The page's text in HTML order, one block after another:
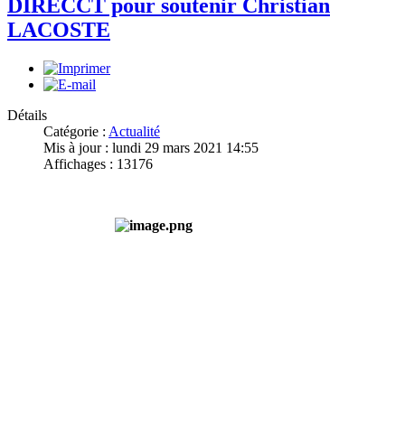
DIRECCT pour soutenir Christian
LACOSTE
Détails
Catégorie : Actualité
Mis à jour : lundi 29 mars 2021 14:55
Affichages : 13176